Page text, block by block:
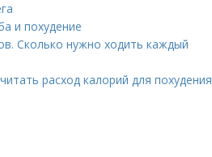
и похудение
Сколько нужно ходить каждый
расход калорий для похудения